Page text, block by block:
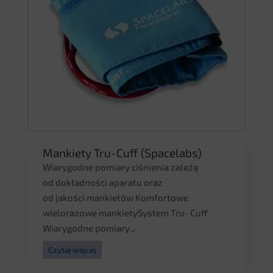
Mankiety Tru-Cuff (Spacelabs)
Wiarygodne pomiary ciśnienia zależą
od dokładności aparatu oraz
od jakości mankietów Komfortowe
wielorazowe mankietySystem Tru­‑Cuff
Wiarygodne pomiary...
Czytaj więcej